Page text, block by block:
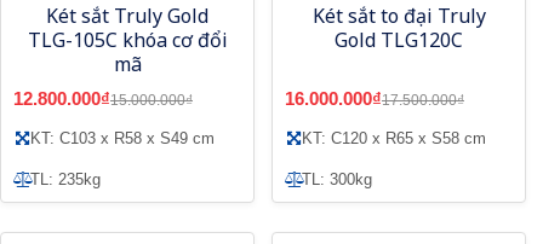
Két sắt Truly Gold
TLG-105C khóa cơ đổi
mã
12.800.000₫15.000.000₫
KT: C103 x R58 x S49 cm
TL: 235kg
Két sắt to đại Truly
Gold TLG120C
16.000.000₫17.500.000₫
KT: C120 x R65 x S58 cm
TL: 300kg